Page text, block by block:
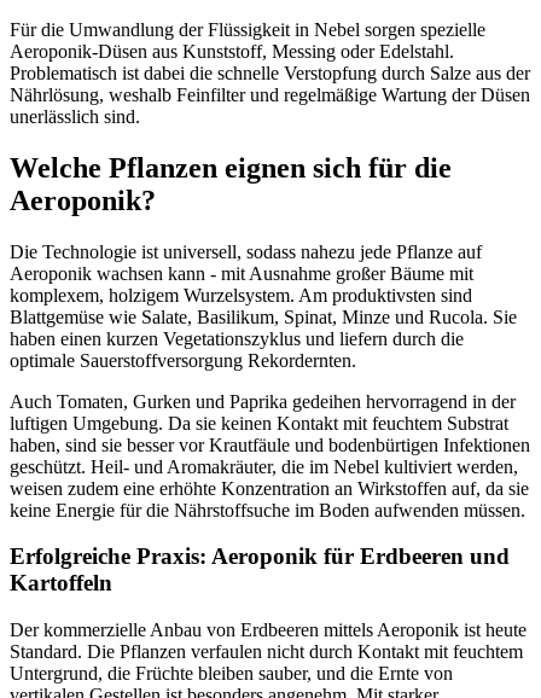
Für die Umwandlung der Flüssigkeit in Nebel sorgen spezielle
Aeroponik-Düsen aus Kunststoff, Messing oder Edelstahl.
Problematisch ist dabei die schnelle Verstopfung durch Salze aus der
Nährlösung, weshalb Feinfilter und regelmäßige Wartung der Düsen
unerlässlich sind.
Welche Pflanzen eignen sich für die
Aeroponik?
Die Technologie ist universell, sodass nahezu jede Pflanze auf
Aeroponik wachsen kann - mit Ausnahme großer Bäume mit
komplexem, holzigem Wurzelsystem. Am produktivsten sind
Blattgemüse wie Salate, Basilikum, Spinat, Minze und Rucola. Sie
haben einen kurzen Vegetationszyklus und liefern durch die
optimale Sauerstoffversorgung Rekordernten.
Auch Tomaten, Gurken und Paprika gedeihen hervorragend in der
luftigen Umgebung. Da sie keinen Kontakt mit feuchtem Substrat
haben, sind sie besser vor Krautfäule und bodenbürtigen Infektionen
geschützt. Heil- und Aromakräuter, die im Nebel kultiviert werden,
weisen zudem eine erhöhte Konzentration an Wirkstoffen auf, da sie
keine Energie für die Nährstoffsuche im Boden aufwenden müssen.
Erfolgreiche Praxis: Aeroponik für Erdbeeren und
Kartoffeln
Der kommerzielle Anbau von Erdbeeren mittels Aeroponik ist heute
Standard. Die Pflanzen verfaulen nicht durch Kontakt mit feuchtem
Untergrund, die Früchte bleiben sauber, und die Ernte von